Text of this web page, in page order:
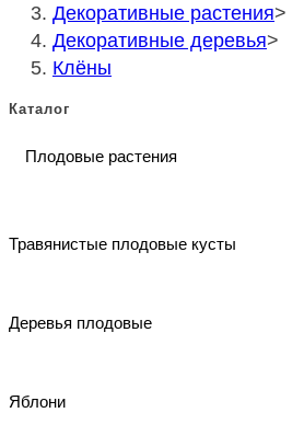
Декоративные растения>
Декоративные деревья>
Клёны
Каталог
Плодовые растения
Травянистые плодовые кусты
Деревья плодовые
Яблони